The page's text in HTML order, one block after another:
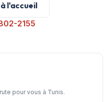
l'accueil
2155
pour vous à Tunis.